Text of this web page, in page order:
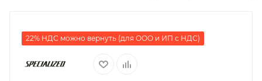
22% НДС можно вернуть (для ООО и ИП с НДС)